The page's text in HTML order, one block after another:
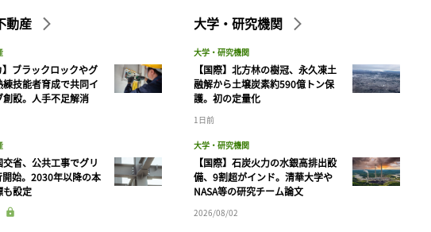
動産
ブラックロックやグ
技能者育成で共同イ
創設。人手不足解消
省、公共工事でグリ
開始。2030年以降の本
も設定
大学・研究機関
大学・研究機関
【国際】北方林の樹冠、永久凍土
融解から土壌炭素約590億トン保
護。初の定量化
1日前
大学・研究機関
【国際】石炭火力の水銀高排出設
備、9割超がインド。清華大学や
NASA等の研究チーム論文
2026/08/02